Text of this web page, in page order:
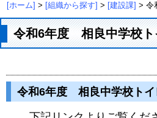
[ホーム] > [組織から探す] > [建設課] > 令
令和6年度 相良中学校ト
令和6年度 相良中学校トイ